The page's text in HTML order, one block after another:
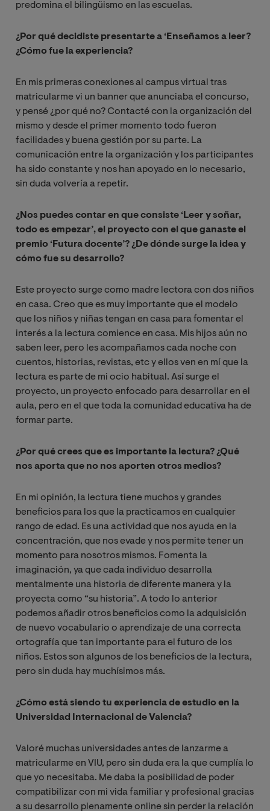
predomina el bilingüismo en las escuelas.
¿Por qué decidiste presentarte a ‘Enseñamos a leer?
¿Cómo fue la experiencia?
En mis primeras conexiones al campus virtual tras
matricularme vi un banner que anunciaba el concurso,
y pensé ¿por qué no? Contacté con la organización del
mismo y desde el primer momento todo fueron
facilidades y buena gestión por su parte. La
comunicación entre la organización y los participantes
ha sido constante y nos han apoyado en lo necesario,
sin duda volvería a repetir.
¿Nos puedes contar en que consiste ‘Leer y soñar,
todo es empezar’, el proyecto con el que ganaste el
premio ‘Futura docente’? ¿De dónde surge la idea y
cómo fue su desarrollo?
Este proyecto surge como madre lectora con dos niños
en casa. Creo que es muy importante que el modelo
que los niños y niñas tengan en casa para fomentar el
interés a la lectura comience en casa. Mis hijos aún no
saben leer, pero les acompañamos cada noche con
cuentos, historias, revistas, etc y ellos ven en mí que la
lectura es parte de mi ocio habitual. Así surge el
proyecto, un proyecto enfocado para desarrollar en el
aula, pero en el que toda la comunidad educativa ha de
formar parte.
¿Por qué crees que es importante la lectura? ¿Qué
nos aporta que no nos aporten otros medios?
En mi opinión, la lectura tiene muchos y grandes
beneficios para los que la practicamos en cualquier
rango de edad. Es una actividad que nos ayuda en la
concentración, que nos evade y nos permite tener un
momento para nosotros mismos. Fomenta la
imaginación, ya que cada individuo desarrolla
mentalmente una historia de diferente manera y la
proyecta como “su historia”. A todo lo anterior
podemos añadir otros beneficios como la adquisición
de nuevo vocabulario o aprendizaje de una correcta
ortografía que tan importante para el futuro de los
niños. Estos son algunos de los beneficios de la lectura,
pero sin duda hay muchísimos más.
¿Cómo está siendo tu experiencia de estudio en la
Universidad Internacional de Valencia?
Valoré muchas universidades antes de lanzarme a
matricularme en VIU, pero sin duda era la que cumplía lo
que yo necesitaba. Me daba la posibilidad de poder
compatibilizar con mi vida familiar y profesional gracias
a su desarrollo plenamente online sin perder la relación